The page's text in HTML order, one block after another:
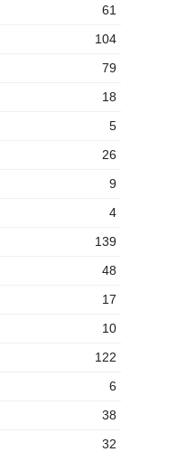
61
104
79
18
5
26
9
4
139
48
17
10
122
6
38
32